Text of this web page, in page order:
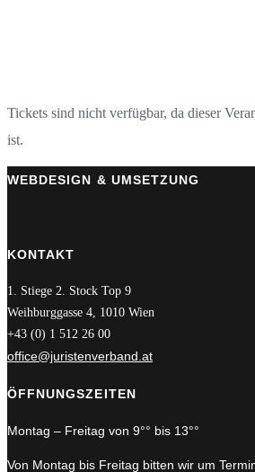
Tickets sind nicht verfügbar, da dieser
ist.
WEBDESIGN & UMSETZUNG
KONTAKT
1. Stiege 2. Stock Top 9
Weihburggasse 4, 1010 Wien
+43 (0) 1 512 26 00
office@juristenverband.at
ÖFFNUNGSZEITEN
Montag – Freitag von 9°° bis 13°°
Von Montag bis Freitag bitten wir um